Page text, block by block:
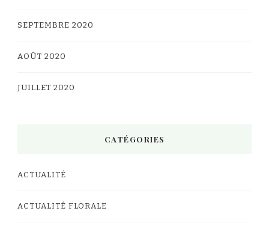
SEPTEMBRE 2020
AOÛT 2020
JUILLET 2020
CATÉGORIES
ACTUALITÉ
ACTUALITÉ FLORALE